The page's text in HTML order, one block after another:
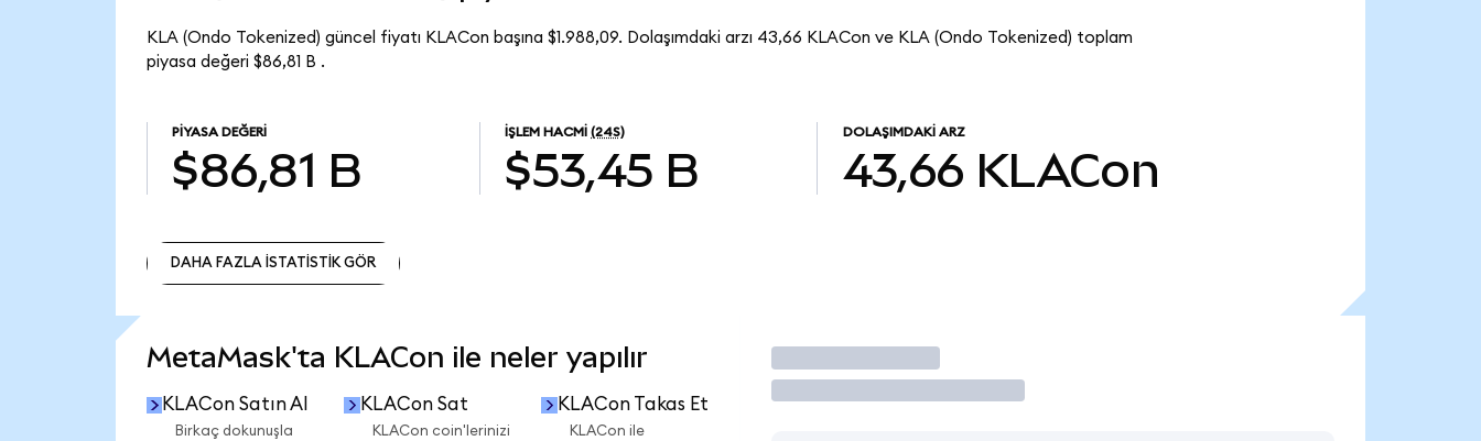
KLA (Ondo Tokenized) güncel fiyatı KLACon başına $1.988,09. Dolaşımdaki arzı 43,66 KLACon ve KLA (Ondo Tokenized) toplam
piyasa değeri $86,81 B .
PIYASA DEĞERI
$86,81 B
İŞLEM HACMI (24S)
$53,45 B
DOLAŞIMDAKI ARZ
43,66 KLACon
DAHA FAZLA İSTATİSTİK GÖR
MetaMask'ta KLACon ile neler yapılır
KLACon Satın Al
Birkaç dokunuşla
KLACon Sat
KLACon coin'lerinizi
KLACon Takas Et
KLACon ile
İşlem Yap